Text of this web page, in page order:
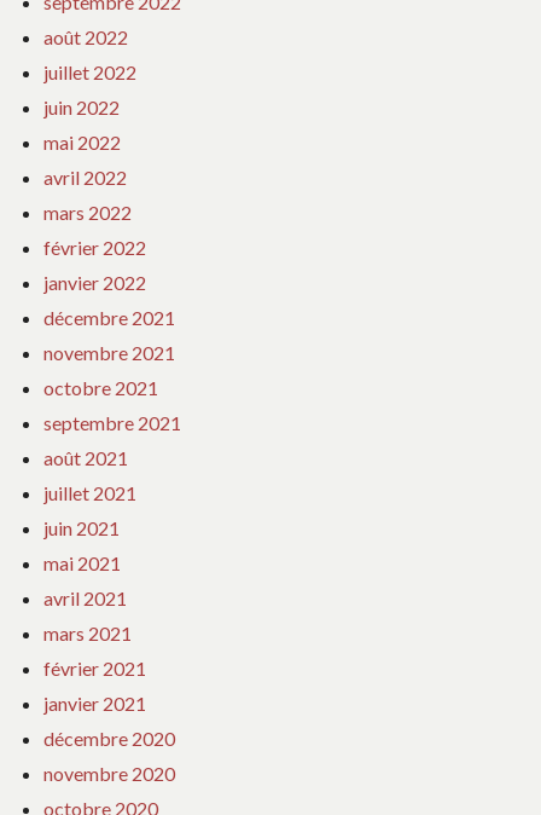
août 2022
juillet 2022
juin 2022
mai 2022
avril 2022
mars 2022
février 2022
janvier 2022
décembre 2021
novembre 2021
octobre 2021
septembre 2021
août 2021
juillet 2021
juin 2021
mai 2021
avril 2021
mars 2021
février 2021
janvier 2021
décembre 2020
novembre 2020
octobre 2020